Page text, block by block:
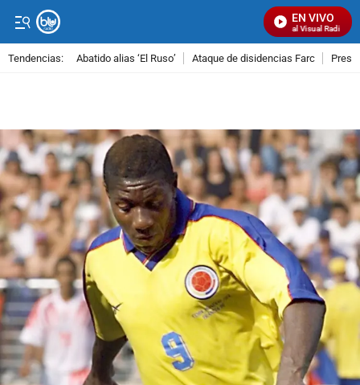
EN VIVO
Señal Visual Radio
Tendencias: Abatido alias ‘El Ruso’ Ataque de disidencias Farc